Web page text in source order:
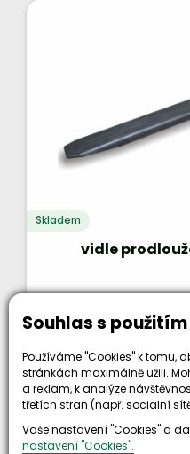
Souhlas s
Používáme "Cookies" k tomu,
stránkách maximálně užili.
a reklam, k analýze
třetích stran (např. socialní
Vaše nastavení "Cookies" a
nastavení "Cookies".
Skladem
vidle
5 290 Kčbez DPH
6 401 Kč